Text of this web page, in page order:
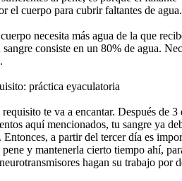
el cuerpo para cubrir faltantes de agua.
necesita más agua de la que
consiste en un 80% de agua.
práctica eyaculatoria
requisito te va a encantar. Después de
aquí mencionados, tu sangre ya
Entonces, a partir del tercer día es
pene y mantenerla cierto tiempo ahí,
hagan su trabajo por